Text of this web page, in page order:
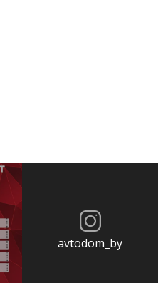
avtodom_by